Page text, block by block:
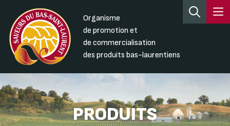
Organisme
de promotion et
de commercialisation
des produits bas-laurentiens
PRODUITS